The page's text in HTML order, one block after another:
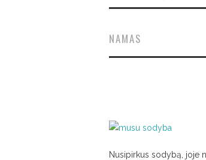
NAMAS
Nusipirkus sodybą, joje